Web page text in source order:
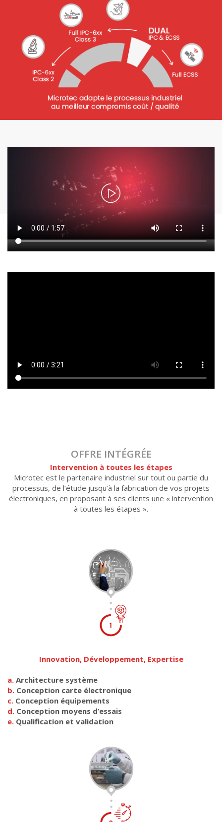
OFFRE INTÉGRÉE
Intervention à toutes les étapes
Microtec est le partenaire industriel sur tout ou partie du
processus, de l’étude jusqu’à la fabrication de vos projets
électroniques, en proposant à ses clients une « intervention
à toutes les étapes ».
Innovation, Développement, Expertise
a. Architecture système
b. Conception carte électronique
c. Conception équipements
d. Conception moyens d’essais
e. Qualification et validation